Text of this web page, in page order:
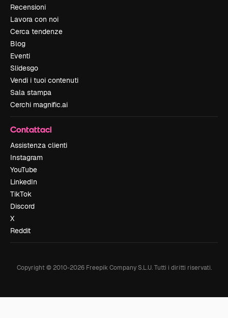
Recensioni
Lavora con noi
Cerca tendenze
Blog
Eventi
Slidesgo
Vendi i tuoi contenuti
Sala stampa
Cerchi magnific.ai
Contattaci
Assistenza clienti
Instagram
YouTube
LinkedIn
TikTok
Discord
X
Reddit
Copyright © 2010-2026Freepik Company S.L.U. Tutti i diritti riservati.